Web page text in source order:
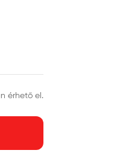
érhető el.